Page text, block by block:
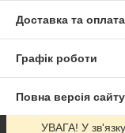
Доставка та оплата
Графік роботи
Повна версія сайту
УВАГА! У